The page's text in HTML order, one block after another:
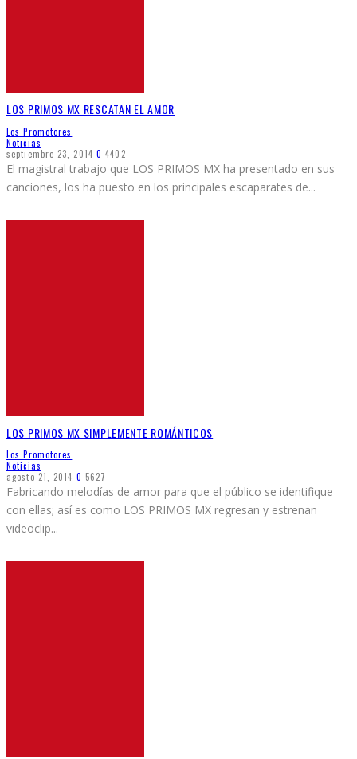
LOS PRIMOS MX RESCATAN EL AMOR
Los Promotores
Noticias
septiembre 23, 2014 0 4402
El magistral trabajo que LOS PRIMOS MX ha presentado en sus
canciones, los ha puesto en los principales escaparates de...
LOS PRIMOS MX SIMPLEMENTE ROMÁNTICOS
Los Promotores
Noticias
agosto 21, 2014 0 5627
Fabricando melodías de amor para que el público se identifique
con ellas; así es como LOS PRIMOS MX regresan y estrenan
videoclip...